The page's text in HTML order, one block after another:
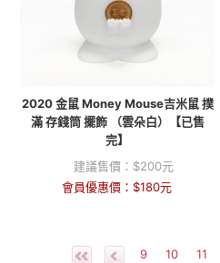
2020 金鼠 Money Mouse吉米鼠 撲
滿 存錢筒 擺飾 （雲朵白）【已售
完】
建議售價： $200元
會員優惠價： $180元
9 10 11